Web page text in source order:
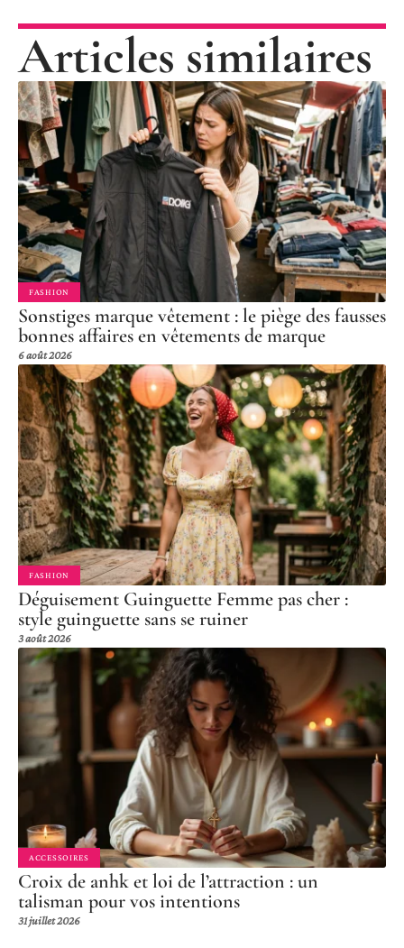
Articles similaires
FASHION
Sonstiges marque vêtement : le piège des fausses
bonnes affaires en vêtements de marque
6 août 2026
FASHION
Déguisement Guinguette Femme pas cher :
style guinguette sans se ruiner
3 août 2026
ACCESSOIRES
Croix de anhk et loi de l’attraction : un
talisman pour vos intentions
31 juillet 2026